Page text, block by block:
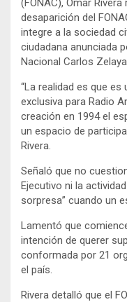
(FONAC), Omar
desaparición del
integre a la sociedad
ciudadana anunciada
Nacional Carlos
“La realidad es que
exclusiva para Radio
creación en 1994 el
un espacio de
Rivera.
Señaló que no
Ejecutivo ni la
sorpresa” cuando un
Lamentó que
intención de querer
conformada por 21
el país.
Rivera detalló que el